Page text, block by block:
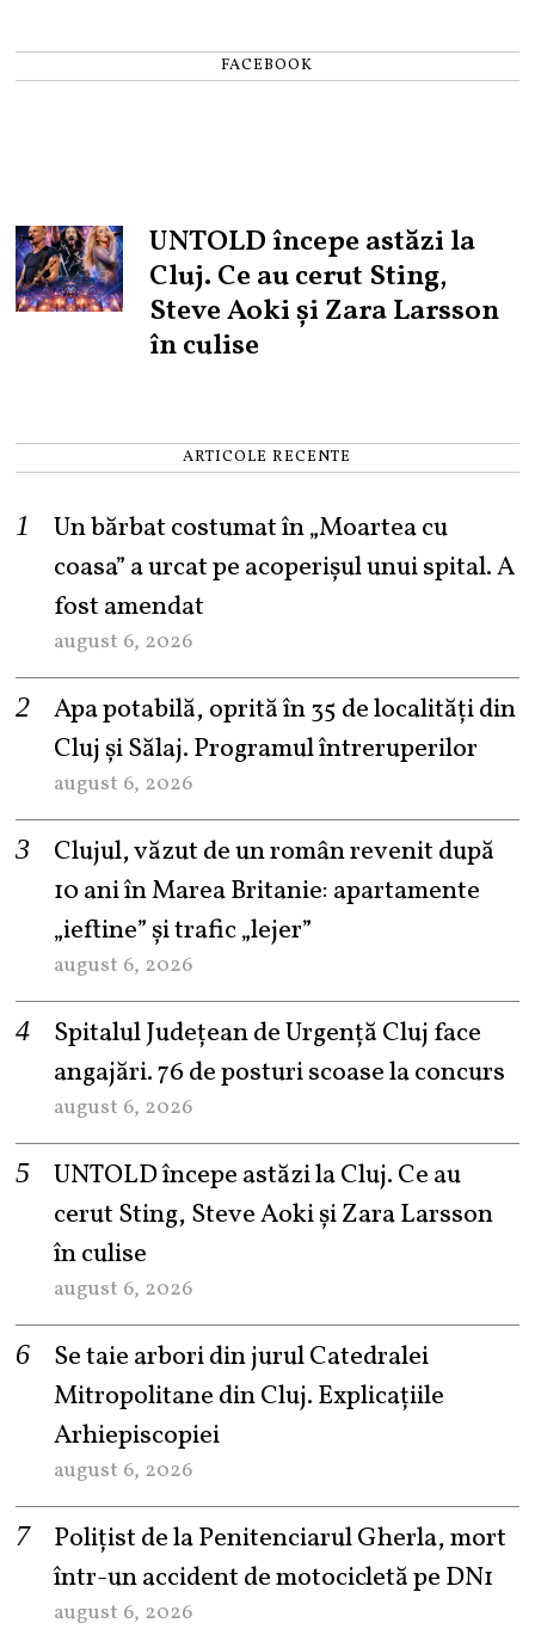
FACEBOOK
UNTOLD începe astăzi la
Cluj. Ce au cerut Sting,
Steve Aoki și Zara Larsson
în culise
ARTICOLE RECENTE
Un bărbat costumat în „Moartea cu
coasa” a urcat pe acoperișul unui spital. A
fost amendat
august 6, 2026
Apa potabilă, oprită în 35 de localități din
Cluj și Sălaj. Programul întreruperilor
august 6, 2026
Clujul, văzut de un român revenit după
10 ani în Marea Britanie: apartamente
„ieftine” și trafic „lejer”
august 6, 2026
Spitalul Județean de Urgență Cluj face
angajări. 76 de posturi scoase la concurs
august 6, 2026
UNTOLD începe astăzi la Cluj. Ce au
cerut Sting, Steve Aoki și Zara Larsson
în culise
august 6, 2026
Se taie arbori din jurul Catedralei
Mitropolitane din Cluj. Explicațiile
Arhiepiscopiei
august 6, 2026
Polițist de la Penitenciarul Gherla, mort
într-un accident de motocicletă pe DN1
august 6, 2026